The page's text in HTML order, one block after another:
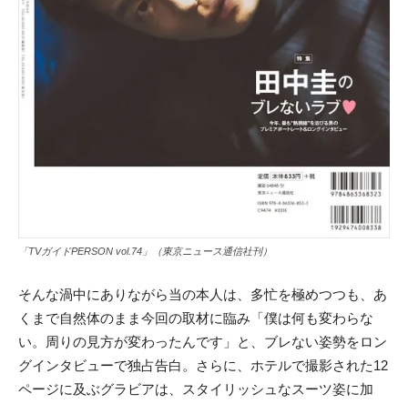
「TVガイドPERSON vol.74」（東京ニュース通信社刊）
そんな渦中にありながら当の本人は、多忙を極めつつも、あ
くまで自然体のまま今回の取材に臨み「僕は何も変わらな
い。周りの見方が変わったんです」と、ブレない姿勢をロン
グインタビューで独占告白。さらに、ホテルで撮影された12
ページに及ぶグラビアは、スタイリッシュなスーツ姿に加